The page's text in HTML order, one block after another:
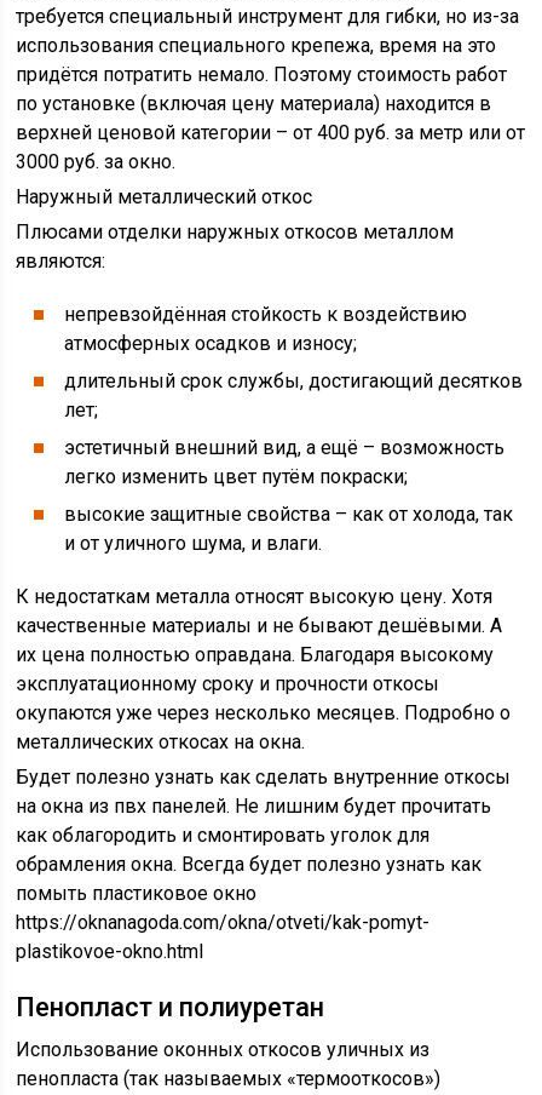
требуется специальный инструмент для гибки, но из-за
использования специального крепежа, время на это
придётся потратить немало. Поэтому стоимость работ
по установке (включая цену материала) находится в
верхней ценовой категории – от 400 руб. за метр или от
3000 руб. за окно.
Наружный металлический откос
Плюсами отделки наружных откосов металлом
являются:
непревзойдённая стойкость к воздействию
атмосферных осадков и износу;
длительный срок службы, достигающий десятков
лет;
эстетичный внешний вид, а ещё – возможность
легко изменить цвет путём покраски;
высокие защитные свойства – как от холода, так
и от уличного шума, и влаги.
К недостаткам металла относят высокую цену. Хотя
качественные материалы и не бывают дешёвыми. А
их цена полностью оправдана. Благодаря высокому
эксплуатационному сроку и прочности откосы
окупаются уже через несколько месяцев. Подробно о
металлических откосах на окна.
Будет полезно узнать как сделать внутренние откосы
на окна из пвх панелей. Не лишним будет прочитать
как облагородить и смонтировать уголок для
обрамления окна. Всегда будет полезно узнать как
помыть пластиковое окно
https://oknanagoda.com/okna/otveti/kak-pomyt-
plastikovoe-okno.html
Пенопласт и полиуретан
Использование оконных откосов уличных из
пенопласта (так называемых «термооткосов»)